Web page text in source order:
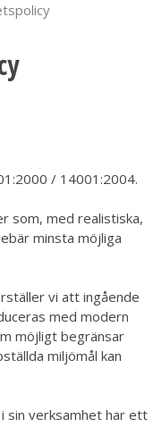
/ 14001:2004.
som, med realistiska,
minsta möjliga
vi att ingående
med modern
möjligt begränsar
miljömål kan
sin verksamhet har ett